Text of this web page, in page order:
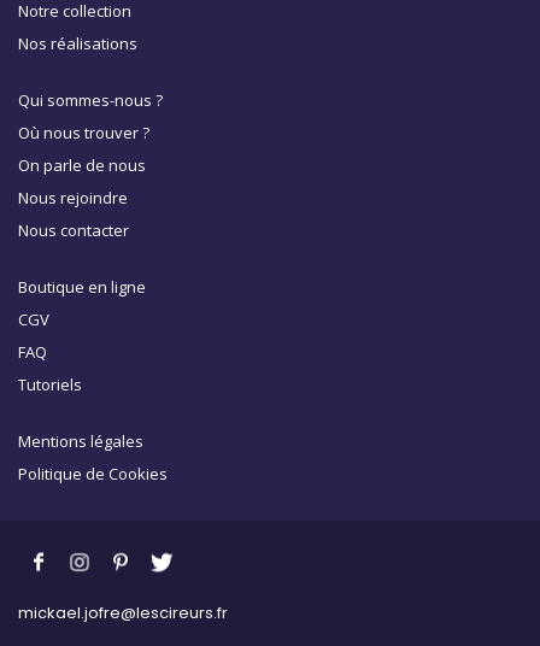
Notre collection
Nos réalisations
Qui sommes-nous ?
Où nous trouver ?
On parle de nous
Nous rejoindre
Nous contacter
Boutique en ligne
CGV
FAQ
Tutoriels
Mentions légales
Politique de Cookies
mickael.jofre@lescireurs.fr